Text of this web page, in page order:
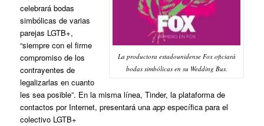
La productora estadounidense Fox oficiará
bodas simbólicas en su Wedding Bus.
celebrará bodas
simbólicas de varias
parejas LGTB+,
“siempre con el firme
compromiso de los
contrayentes de
legalizarlas en cuanto
les sea posible”. En la misma línea, Tinder, la plataforma de
contactos por Internet, presentará una appespecífica para el
colectivo LGTB+